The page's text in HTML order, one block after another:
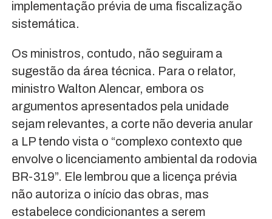
implementação prévia de uma fiscalização
sistemática.
Os ministros, contudo, não seguiram a
sugestão da área técnica. Para o relator,
ministro Walton Alencar, embora os
argumentos apresentados pela unidade
sejam relevantes, a corte não deveria anular
a LP tendo vista o “complexo contexto que
envolve o licenciamento ambiental da rodovia
BR-319”. Ele lembrou que a licença prévia
não autoriza o início das obras, mas
estabelece condicionantes a serem